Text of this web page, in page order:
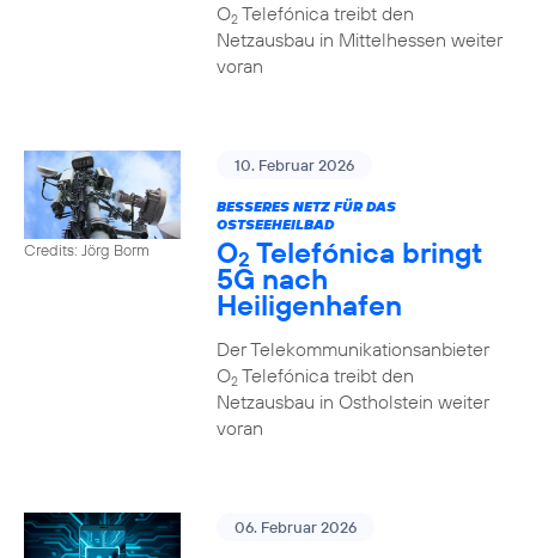
O2Telefónica treibt den
Netzausbau in Mittelhessen weiter
voran
Credits: Jörg Borm
10. Februar 2026
BESSERES NETZ FÜR DAS
OSTSEEHEILBAD
O2 Telefónica bringt
5G nach
Heiligenhafen
Der Telekommunikationsanbieter
O2Telefónica treibt den
Netzausbau in Ostholstein weiter
voran
06. Februar 2026